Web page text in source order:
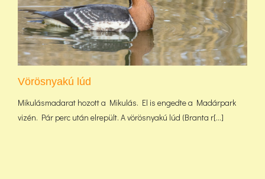
Vörösnyakú lúd
Mikulásmadarat hozott a Mikulás. El is engedte a Madárpark
vizén. Pár perc után elrepült. A vörösnyakú lúd (Branta r[...]